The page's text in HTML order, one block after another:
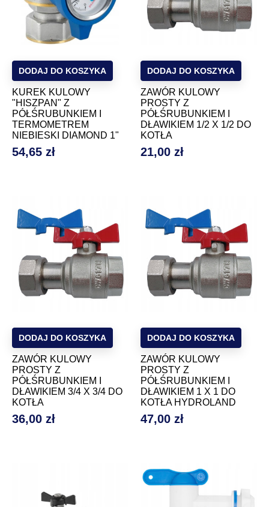
KUREK KULOWY
"HISZPAN" Z
PÓŁŚRUBUNKIEM I
TERMOMETREM
NIEBIESKI DIAMOND 1"
Cena
54,65 zł
DODAJ DO KOSZYKA
ZAWÓR KULOWY
PROSTY Z
PÓŁŚRUBUNKIEM I
DŁAWIKIEM 1/2 X 1/2 DO
KOTŁA
Cena
21,00 zł
DODAJ DO KOSZYKA
ZAWÓR KULOWY
PROSTY Z
PÓŁŚRUBUNKIEM I
DŁAWIKIEM 3/4 X 3/4 DO
KOTŁA
Cena
36,00 zł
DODAJ DO KOSZYKA
ZAWÓR KULOWY
PROSTY Z
PÓŁŚRUBUNKIEM I
DŁAWIKIEM 1 X 1 DO
KOTŁA HYDROLAND
Cena
47,00 zł
DODAJ DO KOSZYKA